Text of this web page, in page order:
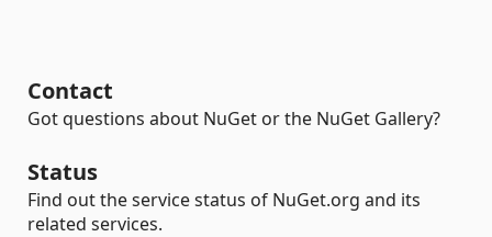
Contact
Got questions about NuGet or the NuGet Gallery?
Status
Find out the service status of NuGet.org and its
related services.